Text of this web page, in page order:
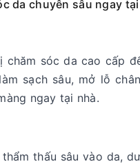
da chuyên sâu ngay
sóc da cao cấp
sạch sâu, mở lỗ
ngay tại nhà.
thấu sâu vào da,